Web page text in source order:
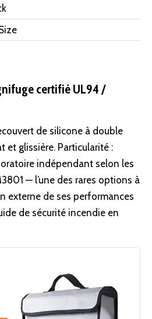
certifié UL94 /
de silicone à double
et glissière. Particularité :
indépendant selon les
— l’une des rares options à
externe de ses performances
de sécurité incendie en